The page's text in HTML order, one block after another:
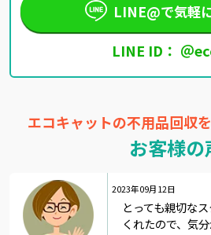
LINE@で気軽
LINE ID： ＠
エコキャットの不用品回収
お客様の
2023年09月12日
とっても親切な
くれたので、気